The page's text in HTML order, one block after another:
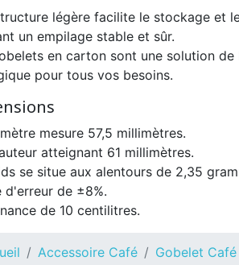
légère facilite le stockage et
un empilage stable et sûr.
en carton sont une solution
pour tous vos besoins.
mesure 57,5 millimètres.
atteignant 61 millimètres.
se situe aux alentours de 2,35
d'erreur de ±8%.
de 10 centilitres.
Accessoire Café Gobelet Café